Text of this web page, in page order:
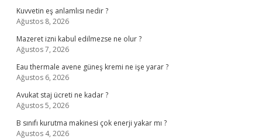
Kuvvetin eş anlamlısı nedir ?
Ağustos 8, 2026
Mazeret izni kabul edilmezse ne olur ?
Ağustos 7, 2026
Eau thermale avene güneş kremi ne işe yarar ?
Ağustos 6, 2026
Avukat staj ücreti ne kadar ?
Ağustos 5, 2026
B sınıfı kurutma makinesi çok enerji yakar mı ?
Ağustos 4, 2026